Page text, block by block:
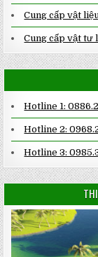
Cung cấp vật
Cung cấp vật tư
Hotline 1:
Hotline 2:
Hotline 3: